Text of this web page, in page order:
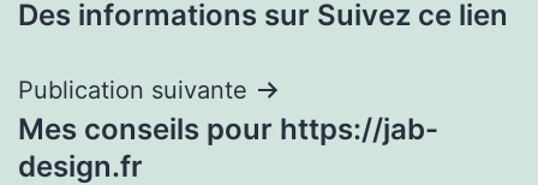
de
l’article
Des informations sur Suivez ce lien
Publication suivante
Mes conseils pour https://jab-
design.fr